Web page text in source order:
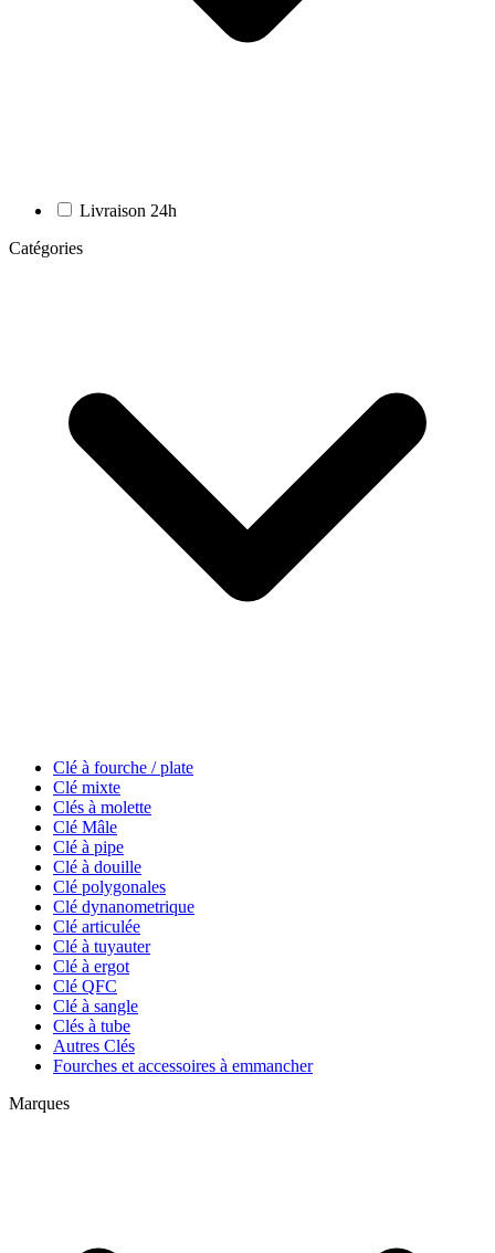
Livraison 24h
Catégories
Clé à fourche / plate
Clé mixte
Clés à molette
Clé Mâle
Clé à pipe
Clé à douille
Clé polygonales
Clé dynanometrique
Clé articulée
Clé à tuyauter
Clé à ergot
Clé QFC
Clé à sangle
Clés à tube
Autres Clés
Fourches et accessoires à emmancher
Marques